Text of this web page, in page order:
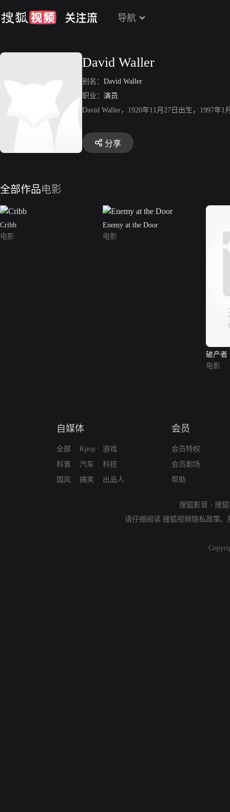
导航
David Waller
别名： David Waller
职业： 演员
David Waller，1920年11月27日出生，1997年
分享
全部作品电影
Cribb
电影
Enemy at the Door
电影
破产者
电影
自媒体
全部
科普
国风
Kpop
汽车
搞笑
游戏
科技
出品人
会员
会员特权
会员剧场
帮助
搜狐影音 - 搜
请仔细阅读 搜狐视频隐私政策、